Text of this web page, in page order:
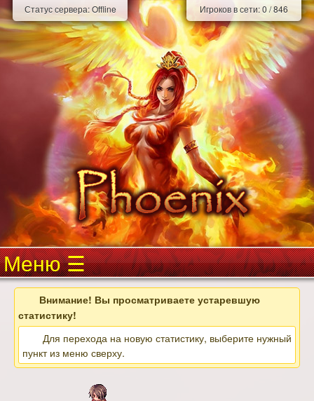
Статус сервера:Offline Игроков в сети:0 /846
Меню
Внимание! Вы просматриваете устаревшую
статистику!
Для перехода на новую статистику, выберите нужный
пункт из меню сверху.